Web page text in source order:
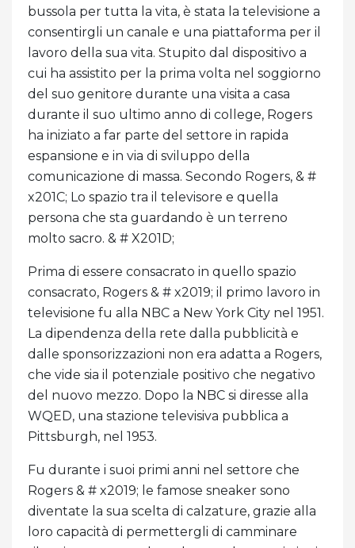
bussola per tutta la vita, è stata la televisione a
consentirgli un canale e una piattaforma per il
lavoro della sua vita. Stupito dal dispositivo a
cui ha assistito per la prima volta nel soggiorno
del suo genitore durante una visita a casa
durante il suo ultimo anno di college, Rogers
ha iniziato a far parte del settore in rapida
espansione e in via di sviluppo della
comunicazione di massa. Secondo Rogers, & #
x201C; Lo spazio tra il televisore e quella
persona che sta guardando è un terreno
molto sacro. & # X201D;
Prima di essere consacrato in quello spazio
consacrato, Rogers & # x2019; il primo lavoro in
televisione fu alla NBC a New York City nel 1951.
La dipendenza della rete dalla pubblicità e
dalle sponsorizzazioni non era adatta a Rogers,
che vide sia il potenziale positivo che negativo
del nuovo mezzo. Dopo la NBC si diresse alla
WQED, una stazione televisiva pubblica a
Pittsburgh, nel 1953.
Fu durante i suoi primi anni nel settore che
Rogers & # x2019; le famose sneaker sono
diventate la sua scelta di calzature, grazie alla
loro capacità di permettergli di camminare